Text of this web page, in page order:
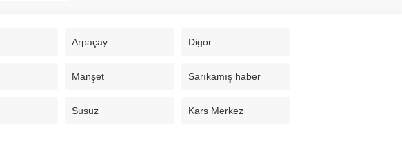
Arpaçay Digor
Manşet Sarıkamış haber
Susuz Kars Merkez